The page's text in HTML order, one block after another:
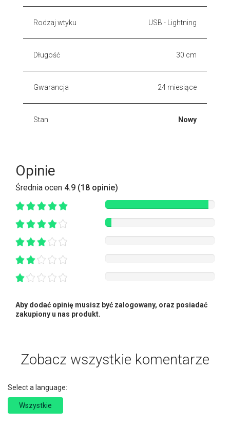
Rodzaj wtyku USB - Lightning
Długość 30 cm
Gwarancja 24 miesiące
Stan Nowy
Opinie
Średnia ocen 4.9 (18 opinie)
Aby dodać opinię musisz być zalogowany, oraz posiadać
zakupiony u nas produkt.
Zobacz wszystkie komentarze
Select a language:
Wszystkie